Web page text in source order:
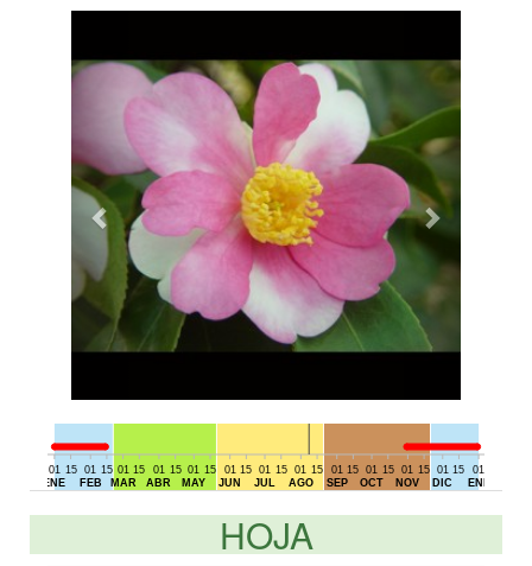
01
ENE
15
01
FEB
15 01
MAR
15
01
ABR
15 01
MAY
15
01
JUN
15
01
JUL
15
01
AGO
15
01
SEP
15
01
OCT
15
01
NOV
15 01
DIC
15
01
ENE
HOJA